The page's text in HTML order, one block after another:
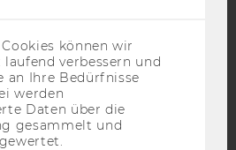
Newsletter
können wir
verbessern und
an Ihre Bedürfnisse
werden
Daten über die
gesammelt und